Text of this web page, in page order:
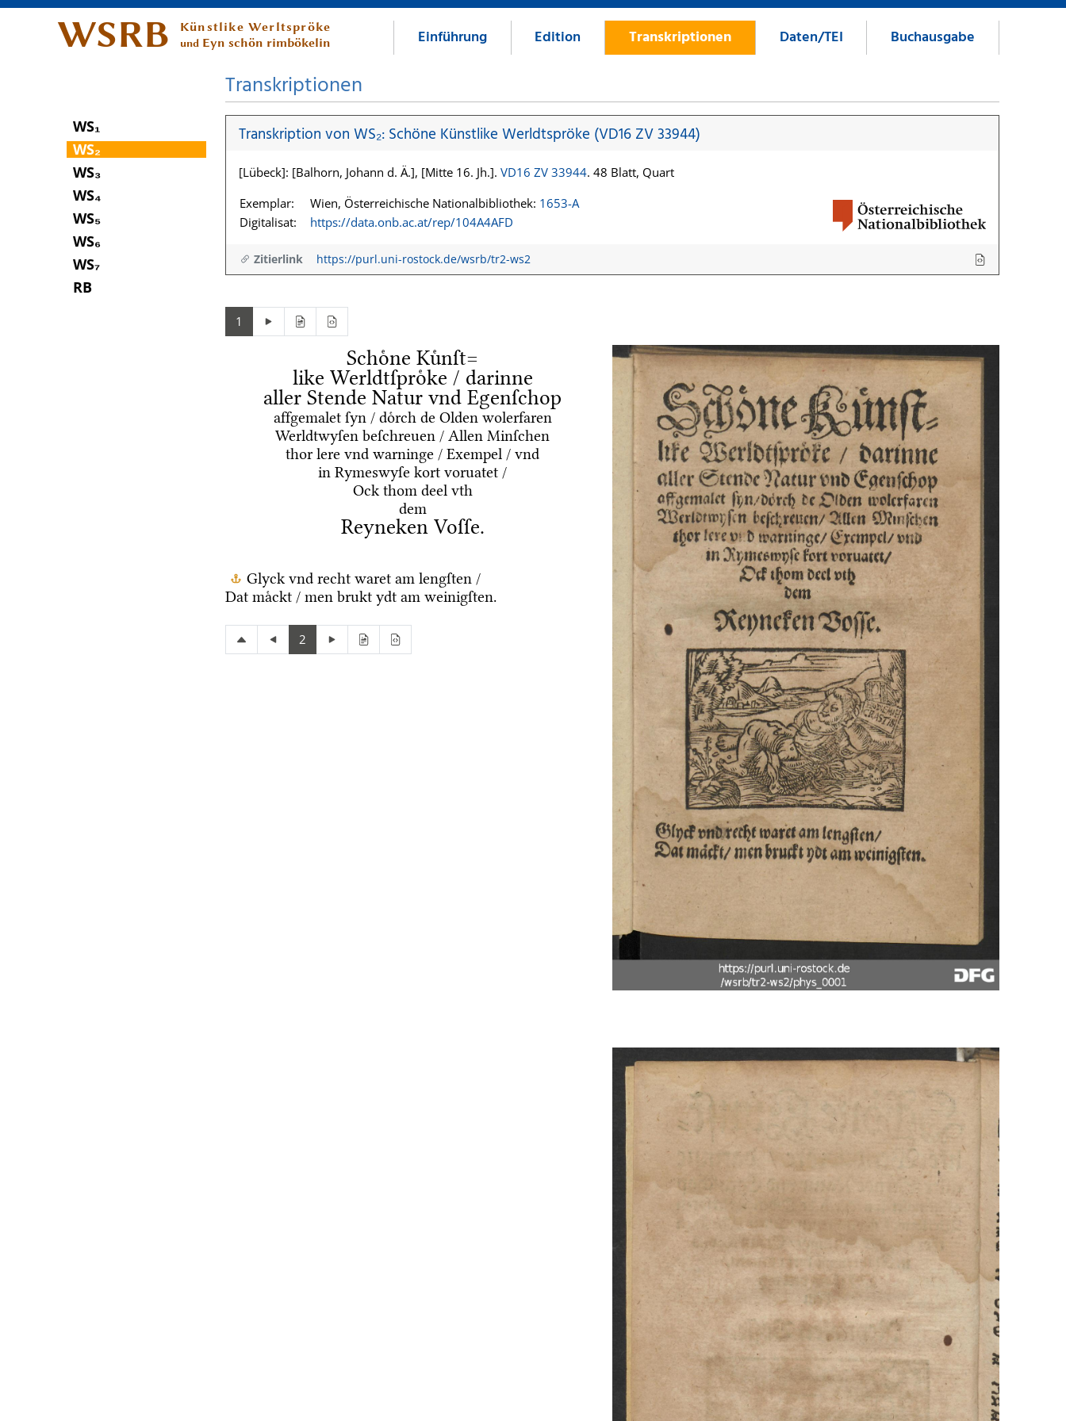
WSRB Künstlike Werltspröke
und Eyn schön rimbökelin Einführung Edition Transkriptionen Daten/TEI Buchausgabe
WS₁
WS₂
WS₃
WS₄
WS₅
WS₆
WS₇
RB
Transkriptionen
Transkription von WS₂: Schöne Künstlike Werldtspröke (VD16 ZV 33944)
[Lübeck]: [Balhorn, Johann d. Ä.], [Mitte 16. Jh.]. VD16 ZV 33944. 48 Blatt, Quart
Exemplar:
Wien, Österreichische Nationalbibliothek: 1653-A
Digitalisat:
https://data.onb.ac.at/rep/104A4AFD
Zitierlink https://purl.uni-rostock.de/wsrb/tr2-ws2
1
Schoͤne Kuͤnſt=
like Werldtſproͤke / darinne
aller Stende Natur vnd Egenſchop
affgemalet ſyn / doͤrch de Olden wolerfaren
Werldtwyſen beſchreuen / Allen Minſchen
thor lere vnd warninge / Exempel / vnd
in Rymeswyſe kort voruatet /
Ock thom deel vth
dem
Reyneken Voſſe.
Glyck vnd recht waret am lengſten /
Dat maͤckt / men brukt ydt am weinigſten.
2